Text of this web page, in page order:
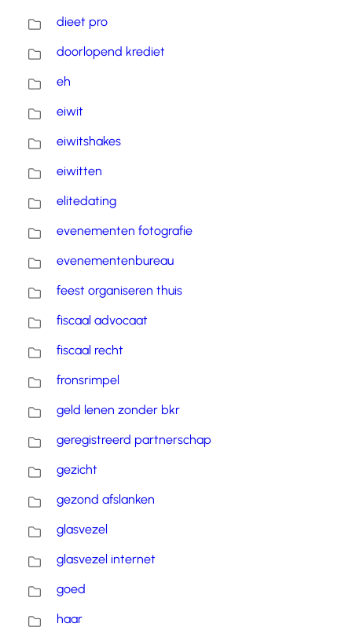
dieet pro
doorlopend krediet
eh
eiwit
eiwitshakes
eiwitten
elitedating
evenementen fotografie
evenementenbureau
feest organiseren thuis
fiscaal advocaat
fiscaal recht
fronsrimpel
geld lenen zonder bkr
geregistreerd partnerschap
gezicht
gezond afslanken
glasvezel
glasvezel internet
goed
haar